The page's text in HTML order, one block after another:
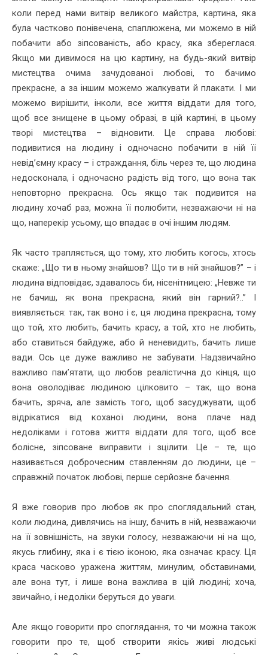
коли перед нами витвір великого майстра, картина, яка
була частково понівечена, спаплюжена, ми можемо в ній
побачити або зіпсованість, або красу, яка збереглася.
Якщо ми дивимося на цю картину, на будь-який витвір
мистецтва очима зачудованої любові, то бачимо
прекрасне, а за іншим можемо жалкувати й плакати. І ми
можемо вирішити, інколи, все життя віддати для того,
щоб все знищене в цьому образі, в цій картині, в цьому
творі мистецтва – відновити. Це справа любові:
подивитися на людину і одночасно побачити в ній її
невід’ємну красу – і страждання, біль через те, що людина
недосконала, і одночасно радість від того, що вона так
неповторно прекрасна. Ось якщо так подивится на
людину хочаб раз, можна її полюбити, незважаючи ні на
що, наперекір усьому, що впадає в очі іншим людям.
Як часто трапляється, що тому, хто любить когось, хтось
скаже: „Що ти в ньому знайшов? Що ти в ній знайшов?” – і
людина відповідає, здавалось би, нісенітницею: „Невже ти
не бачиш, як вона прекрасна, який він гарний?..” І
виявляється: так, так воно і є, ця людина прекрасна, тому
що той, хто любить, бачить красу, а той, хто не любить,
або ставиться байдуже, або й неневидить, бачить лише
вади. Ось це дуже важливо не забувати. Надзвичайно
важливо пам’ятати, що любов реалістична до кінця, що
вона оволодіває людиною цілковито – так, що вона
бачить, зряча, але замість того, щоб засуджувати, щоб
відрікатися від коханої людини, вона плаче над
недоліками і готова життя віддати для того, щоб все
болісне, зіпсоване виправити і зцілити. Це – те, що
називається доброчесним ставленням до людини, це –
справжній початок любові, перше серйозне бачення.
Я вже говорив про любов як про споглядальний стан,
коли людина, дивлячись на іншу, бачить в ній, незважаючи
на її зовнішність, на звуки голосу, незважаючи ні на що,
якусь глибину, яка і є тією іконою, яка означає красу. Ця
краса часково уражена життям, минулим, обставинами,
але вона тут, і лише вона важлива в цій людині; хоча,
звичайно, і недоліки беруться до уваги.
Але якщо говорити про споглядання, то чи можна також
говорити про те, щоб створити якісь живі людські